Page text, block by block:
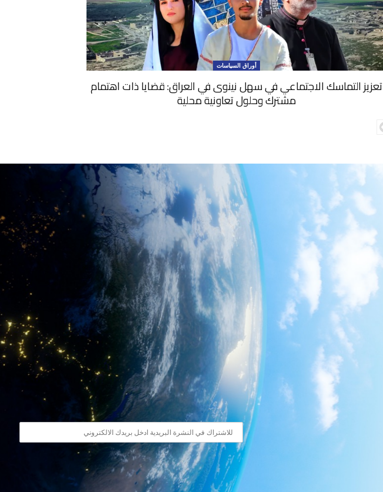
أوراق السياسات
تعزيز التماسك الاجتماعي في سهل نينوى في العراق: قضايا ذات اهتمام
مشترك وحلول تعاونية محلية